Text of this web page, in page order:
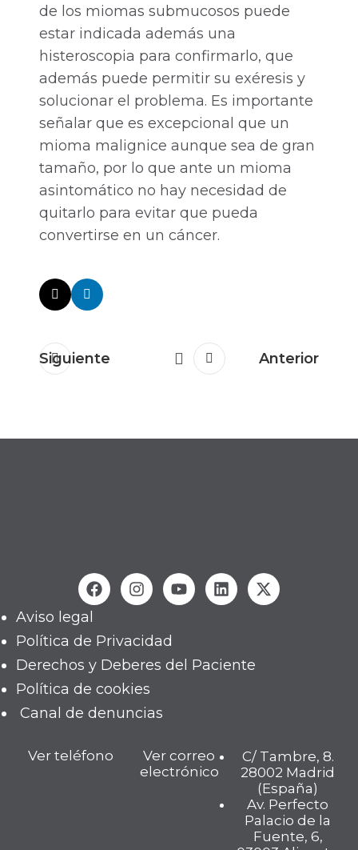
de los miomas submucosos puede
estar indicada además una
histeroscopia para confirmarlo, que
además puede permitir su exéresis y
solucionar el problema. Es importante
señalar que es excepcional que un
mioma malignice aunque sea de gran
tamaño, por lo que ante un mioma
asintomático no hay necesidad de
quitarlo para evitar que pueda
convertirse en un cáncer.
Siguiente Anterior
Aviso legal
Política de Privacidad
Derechos y Deberes del Paciente
Política de cookies
Canal de denuncias
Ver teléfono
Ver correo
electrónico
C/ Tambre, 8.
28002 Madrid
(España)
Av. Perfecto
Palacio de la
Fuente, 6,